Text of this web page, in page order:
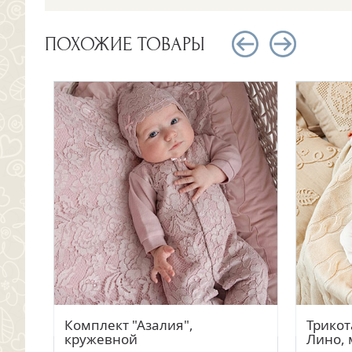
ПОХОЖИЕ ТОВАРЫ
Быстрый просмотр
Комплект "Азалия",
кружевной Лино,